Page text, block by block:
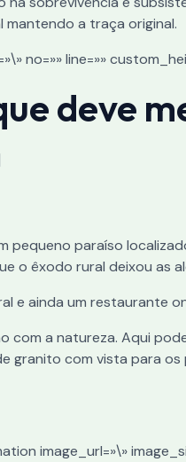
mantendo a traça original.
no=»» line=»»
deve
pequeno paraíso
o êxodo rural deixou as
e ainda um restaurante
com a natureza. Aqui
granito com vista para
image_url=»\»